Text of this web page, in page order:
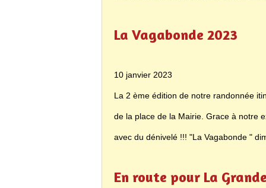
La Vagabonde 2023
10 janvier 2023
La 2 ème édition de notre randonnée
de la place de la Mairie. Grace à notre
avec du dénivelé !!! "La Vagabonde "
En route pour La